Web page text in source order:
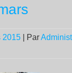
2015 | Par